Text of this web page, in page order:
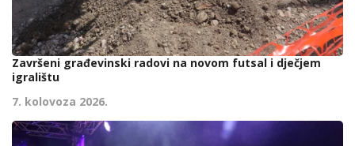
Završeni građevinski radovi na novom futsal i dječjem
igralištu
7. kolovoza 2026.